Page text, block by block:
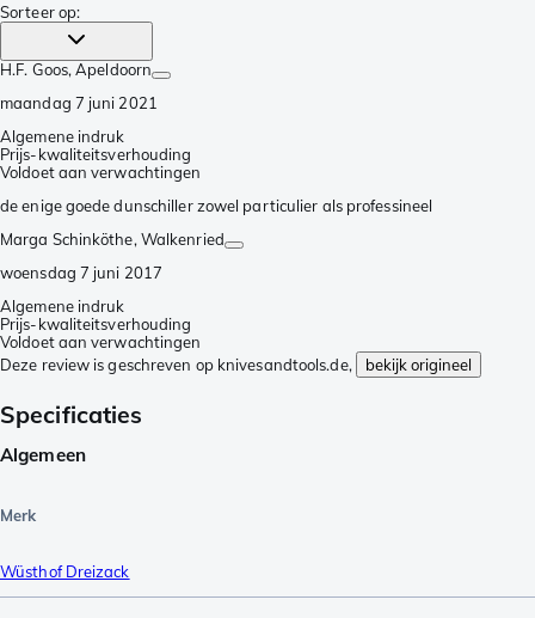
Sorteer op:
H.F. Goos, Apeldoorn
maandag 7 juni 2021
Algemene indruk
Prijs-kwaliteitsverhouding
Voldoet aan verwachtingen
de enige goede dunschiller zowel particulier als professineel
Marga Schinköthe, Walkenried
woensdag 7 juni 2017
Algemene indruk
Prijs-kwaliteitsverhouding
Voldoet aan verwachtingen
Deze review is geschreven op knivesandtools.de,
bekijk origineel
Specificaties
Algemeen
Merk
Wüsthof Dreizack